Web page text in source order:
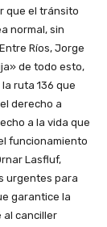
que el tránsito
normal, sin
Ríos, Jorge
de todo esto,
ruta 136 que
derecho a
a la vida que
funcionamiento
Lasfluf,
urgentes para
garantice la
al canciller